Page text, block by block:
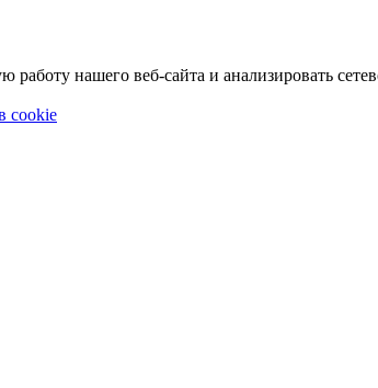
нашего веб-сайта и анализировать
cookie